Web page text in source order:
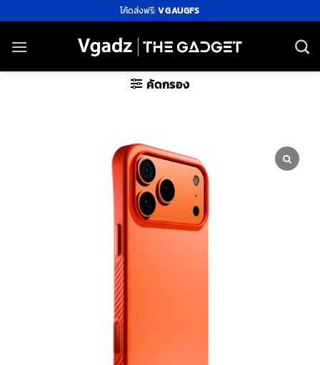
ไป
ยัง
โค้ดส่งฟรี:VGAUGFS
คัดกรอง